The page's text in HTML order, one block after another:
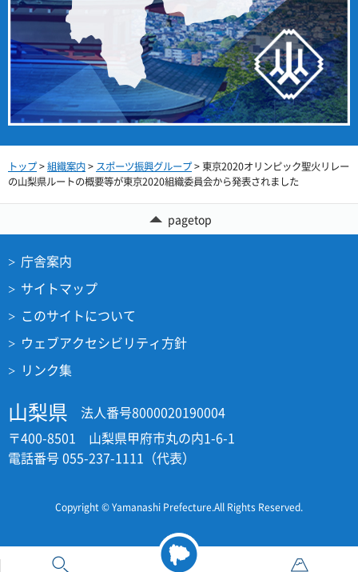
トップ>組織案内> スポーツ振興グループ> 東京2020オリンピック聖火リレー
の山梨県ルートの概要等が東京2020組織委員会から発表されました
pagetop
庁舎案内
サイトマップ
このサイトについて
ウェブアクセシビリティ方針
リンク集
山梨県
法人番号8000020190004
〒400-8501 山梨県甲府市丸の内1-6-1
電話番号 055-237-1111（代表）
Copyright © Yamanashi Prefecture.All Rights Reserved.